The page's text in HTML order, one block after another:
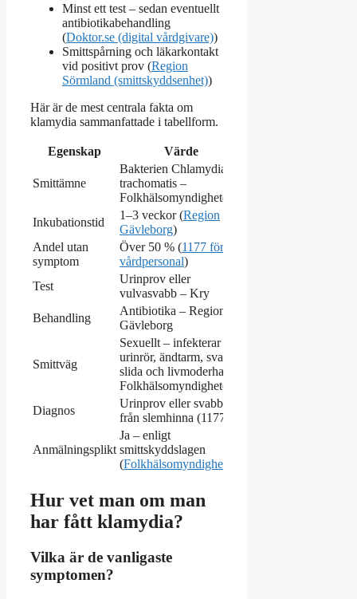
Minst ett test – sedan eventuellt
antibiotikabehandling
(Doktor.se (digital vårdgivare))
Smittspårning och läkarkontakt
vid positivt prov (Region
Sörmland (smittskyddsenhet))
Här är de mest centrala fakta om
klamydia sammanfattade i tabellform.
Egenskap Värde
Smittämne
Bakterien Chlamydia
trachomatis –
Folkhälsomyndigheten
Inkubationstid
1–3 veckor (Region
Gävleborg)
Andel utan
symptom
Över 50 % (1177 för
vårdpersonal)
Test
Urinprov eller
vulvasvabb – Kry
Behandling
Antibiotika – Region
Gävleborg
Smittväg
Sexuellt – infekterar
urinrör, ändtarm, svalg,
slida och livmoderhals –
Folkhälsomyndigheten
Diagnos
Urinprov eller svabb
från slemhinna (1177)
Anmälningsplikt
Ja – enligt
smittskyddslagen
(Folkhälsomyndigheten
Hur vet man om man
har fått klamydia?
Vilka är de vanligaste
symptomen?